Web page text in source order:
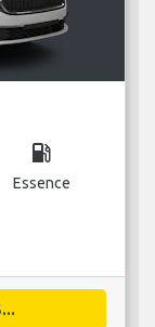
local_gas_station
Essence